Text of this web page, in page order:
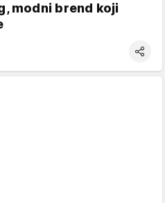
modni brend koji